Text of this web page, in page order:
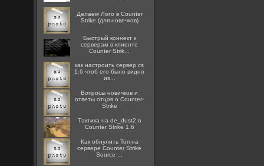
Делаем Лого в Counter
Strike (для новечков)
Быстрый коннект к
серверам в клиенте
Counter Strik...
как настроить сервер cs
1.6 чтоб его было видно
из...
Вопросы новичков и
ответы отцов о Counter-
Strike
Тактика на de_dust2 в
Counter Strike 1.6
Как обнулить Топ на
сервере Counter Strike
Source ...